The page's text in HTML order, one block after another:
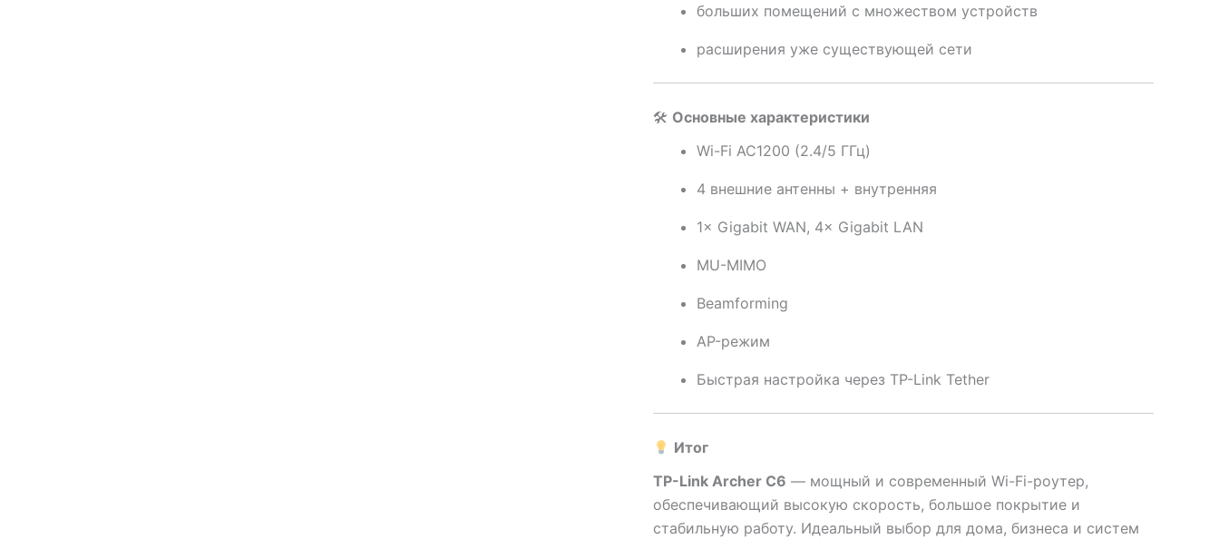
больших помещений с множеством устройств
расширения уже существующей сети
🛠 Основные характеристики
Wi-Fi AC1200 (2.4/5 ГГц)
4 внешние антенны + внутренняя
1× Gigabit WAN, 4× Gigabit LAN
MU-MIMO
Beamforming
AP-режим
Быстрая настройка через TP-Link Tether
Итог
TP-Link Archer C6 — мощный и современный Wi-Fi-роутер,
обеспечивающий высокую скорость, большое покрытие и
стабильную работу. Идеальный выбор для дома, бизнеса и систем